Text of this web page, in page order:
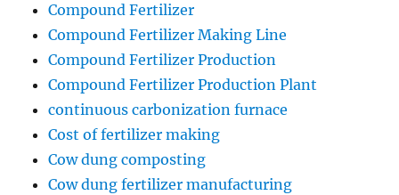
Compound Fertilizer
Compound Fertilizer Making Line
Compound Fertilizer Production
Compound Fertilizer Production Plant
continuous carbonization furnace
Cost of fertilizer making
Cow dung composting
Cow dung fertilizer manufacturing